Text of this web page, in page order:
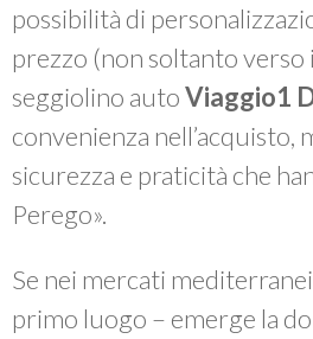
possibilità di
prezzo (non soltanto verso
seggiolino autoViaggio1
convenienza
sicurezza e praticità che
Perego».
Se nei mercati
primo luogo – emerge la